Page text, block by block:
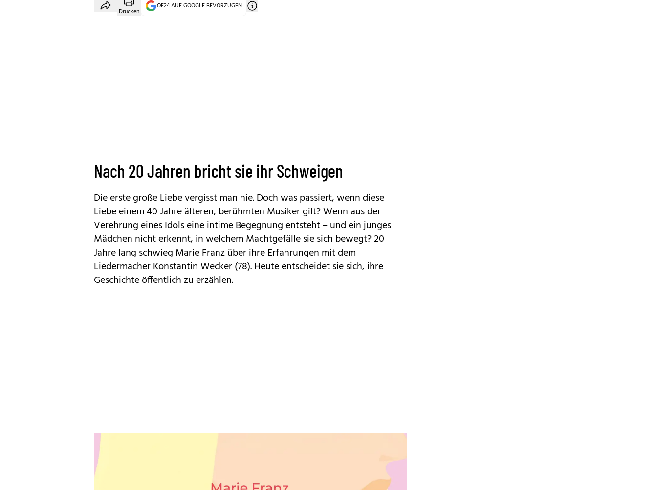
Drucken
OE24 AUF GOOGLE BEVORZUGEN
Nach 20 Jahren bricht sie ihr Schweigen
Die erste große Liebe vergisst man nie. Doch was passiert, wenn diese
Liebe einem 40 Jahre älteren, berühmten Musiker gilt? Wenn aus der
Verehrung eines Idols eine intime Begegnung entsteht – und ein junges
Mädchen nicht erkennt, in welchem Machtgefälle sie sich bewegt? 20
Jahre lang schwieg Marie Franz über ihre Erfahrungen mit dem
LiedermacherKonstantin Wecker(78). Heute entscheidet sie sich, ihre
Geschichte öffentlich zu erzählen.